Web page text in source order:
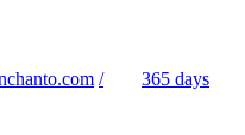
/ 365 days